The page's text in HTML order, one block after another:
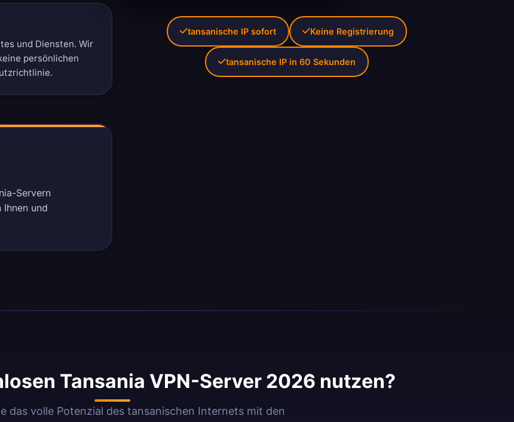
und Diensten. Wir
persönlichen
.
Servern
Ihnen und
tansanische IP sofort Keine Registrierung
tansanische IP in 60 Sekunden
Tansania VPN-Server 2026 nutzen?
das volle Potenzial des tansanischen Internets mit den